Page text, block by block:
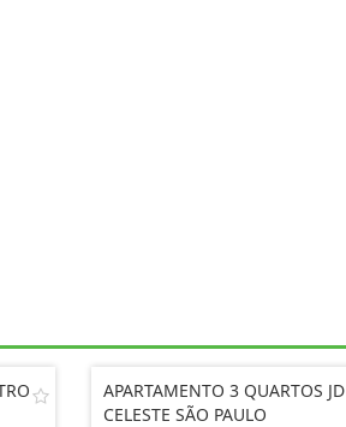
APARTAMENTO 3 QUARTOS JD
CELESTE SÃO PAULO